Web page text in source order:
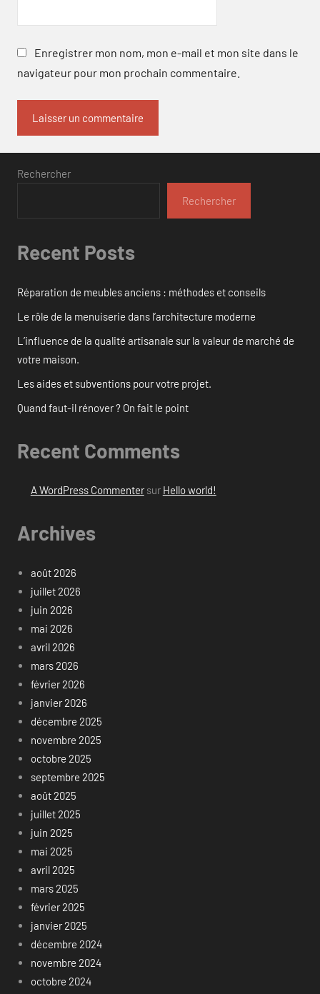
Enregistrer mon nom, mon e-mail et mon site dans le
navigateur pour mon prochain commentaire.
Rechercher
Rechercher
Recent Posts
Réparation de meubles anciens : méthodes et conseils
Le rôle de la menuiserie dans l’architecture moderne
L’influence de la qualité artisanale sur la valeur de marché de
votre maison.
Les aides et subventions pour votre projet.
Quand faut-il rénover ? On fait le point
Recent Comments
A WordPress Commentersur Hello world!
Archives
août 2026
juillet 2026
juin 2026
mai 2026
avril 2026
mars 2026
février 2026
janvier 2026
décembre 2025
novembre 2025
octobre 2025
septembre 2025
août 2025
juillet 2025
juin 2025
mai 2025
avril 2025
mars 2025
février 2025
janvier 2025
décembre 2024
novembre 2024
octobre 2024